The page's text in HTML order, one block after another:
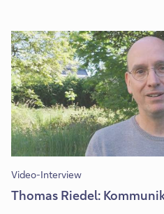
Video-Interview
Thomas Riedel: